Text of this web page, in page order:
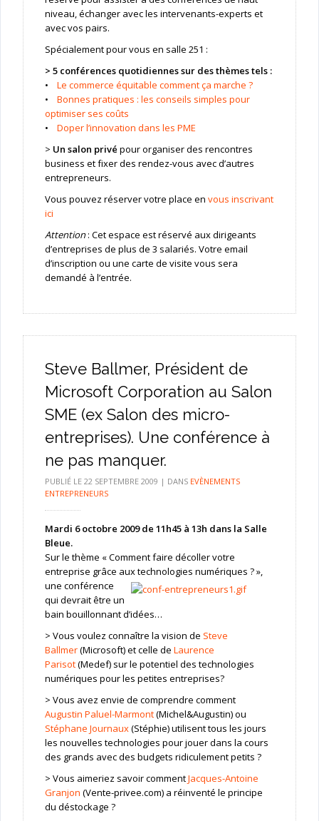
niveau, échanger avec les intervenants-experts et
avec vos pairs.
Spécialement pour vous en salle 251 :
> 5 conférences quotidiennes sur des thèmes tels :
• Le commerce équitable comment ça marche ?
• Bonnes pratiques : les conseils simples pour
optimiser ses coûts
•
Doper l’innovation dans les PME
> Un salon privé pour organiser des rencontres
business et fixer des rendez-vous avec d’autres
entrepreneurs.
Vous pouvez réserver votre place en vous inscrivant
ici
Attention: Cet espace est réservé aux dirigeants
d’entreprises de plus de 3 salariés. Votre email
d’inscription ou une carte de visite vous sera
demandé à l’entrée.
Steve Ballmer, Président de
Microsoft Corporation au Salon
SME (ex Salon des micro-
entreprises). Une conférence à
ne pas manquer.
PUBLIÉ LE 22 SEPTEMBRE 2009 | DANS EVÈNEMENTS
ENTREPRENEURS
Mardi 6 octobre 2009 de 11h45 à 13h dans la Salle
Bleue.
Sur le thème « Comment faire décoller votre
entreprise grâce aux technologies numériques ? »,
une conférence
qui devrait être un
bain bouillonnant d’idées…
> Vous voulez connaître la vision de Steve
Ballmer(Microsoft) et celle de Laurence
Parisot(Medef) sur le potentiel des technologies
numériques pour les petites entreprises?
> Vous avez envie de comprendre comment
Augustin Paluel-Marmont(Michel&Augustin) ou
Stéphane Journaux(Stéphie) utilisent tous les jours
les nouvelles technologies pour jouer dans la cours
des grands avec des budgets ridiculement petits ?
> Vous aimeriez savoir commentJacques-Antoine
Granjon (Vente-privee.com) a réinventé le principe
du déstockage ?